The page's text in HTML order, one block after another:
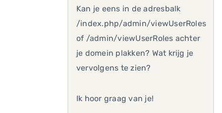
Kan je eens in de adresbalk
/index.php/admin/viewUserRoles
of /admin/viewUserRoles achter
je domein plakken? Wat krijg je
vervolgens te zien?
Ik hoor graag van je!